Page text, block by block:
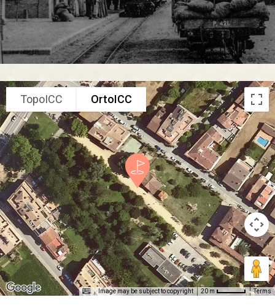
TopoICC OrtoICC
Image may be subject to copyright 20 m Terms